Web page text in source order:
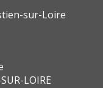
sur-Loire
LOIRE